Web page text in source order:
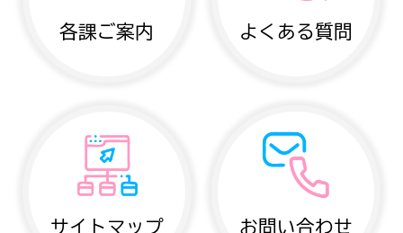
各課ご案内 よくある質問
サイトマップ お問い合わせ